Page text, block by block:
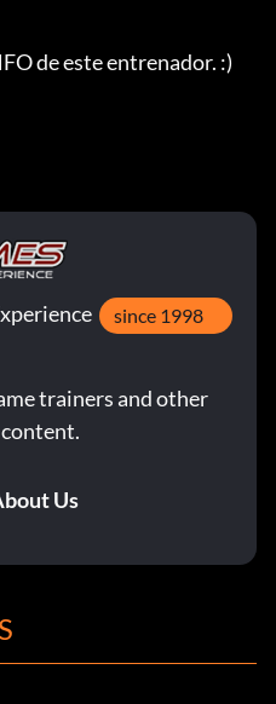
de este entrenador. :)
since 1998
trainers and other
Us